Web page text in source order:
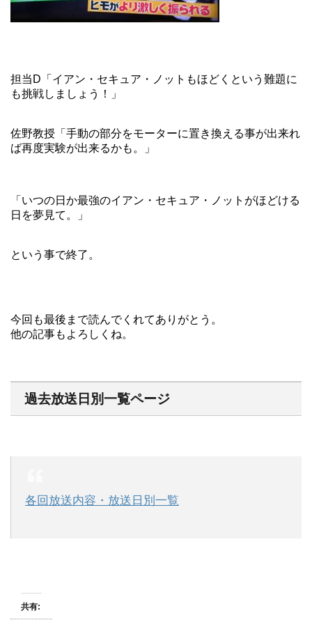
担当D「イアン・セキュア・ノットもほどくという難題に
も挑戦しましょう！」
佐野教授「手動の部分をモーターに置き換える事が出来れ
ば再度実験が出来るかも。」
「いつの日か最強のイアン・セキュア・ノットがほどける
日を夢見て。」
という事で終了。
今回も最後まで読んでくれてありがとう。
他の記事もよろしくね。
過去放送日別一覧ページ
各回放送内容・放送日別一覧
共有: